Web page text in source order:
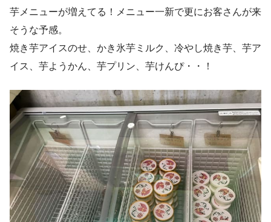
芋メニューが増えてる！メニュー一新で更にお客さんが来
そうな予感。
焼き芋アイスのせ、かき氷芋ミルク、冷やし焼き芋、芋ア
イス、芋ようかん、芋プリン、芋けんぴ・・！